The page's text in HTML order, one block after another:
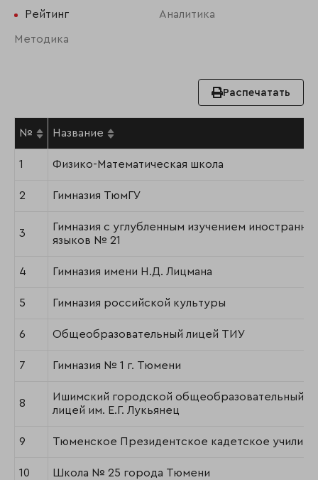
Рейтинг Аналитика
Методика
Распечатать
№ Название
1 Физико-Математическая школа
2 Гимназия ТюмГУ
3
Гимназия с углубленным изучением
языков № 21
4 Гимназия имени Н.Д. Лицмана
5 Гимназия российской культуры
6 Общеобразовательный лицей ТИУ
7 Гимназия № 1 г. Тюмени
8
Ишимский городской общеобразовательный
лицей им. Е.Г. Лукьянец
9 Тюменское Президентское кадетское
10 Школа № 25 города Тюмени